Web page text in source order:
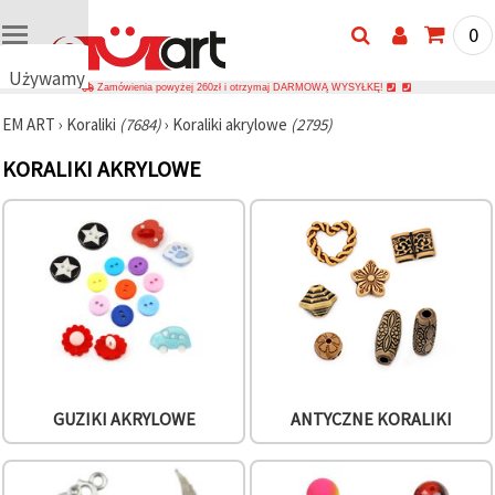
Używamy
cookie
Używamy
technologii,
zapewnić
internetowej,
z niej oraz,
za Państwa
zgodą,
0
Zamówienia powyżej 260zł i otrzymaj DARMOWĄ WYSYŁKĘ!
EM ART › Koraliki (7684)› Koraliki akrylowe (2795)
KORALIKI AKRYLOWE
GUZIKI AKRYLOWE ANTYCZNE KORALIKI